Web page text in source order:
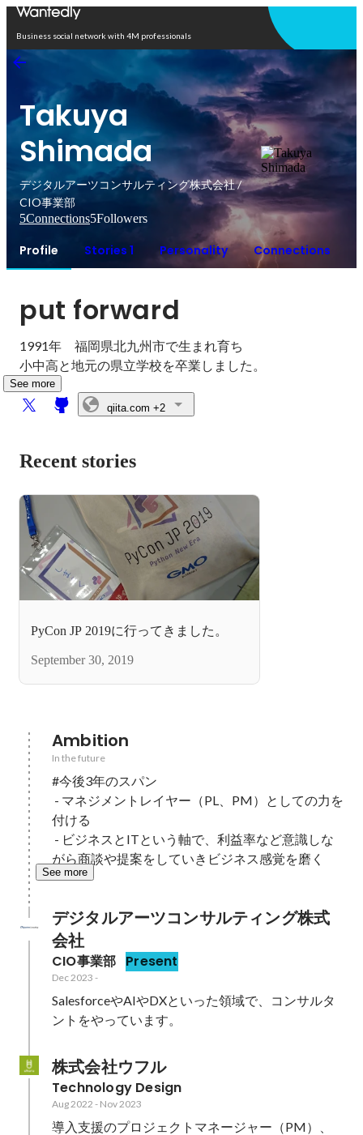
Business social network with 4M professionals
Takuya
Shimada
デジタルアーツコンサルティング株式会社 /
CIO事業部
5Connections5Followers
Profile Stories 1 Personality Connections
put forward
1991年　福岡県北九州市で生まれ育ち
小中高と地元の県立学校を卒業しました。
See more
qiita.com +2
Recent stories
PyCon JP 2019に行ってきました。
September 30, 2019
Ambition
In the future
#今後3年のスパン
付ける
がら商談や提案をしていきビジネス感覚を磨く
See more
デジタルアーツコンサルティング株式
会社
CIO事業部 Present
Dec 2023 -
SalesforceやAIやDXといった領域で、コンサルタ
ントをやっています。
株式会社ウフル
Technology Design
Aug 2022 - Nov 2023
導入支援のプロジェクトマネージャー（PM）、